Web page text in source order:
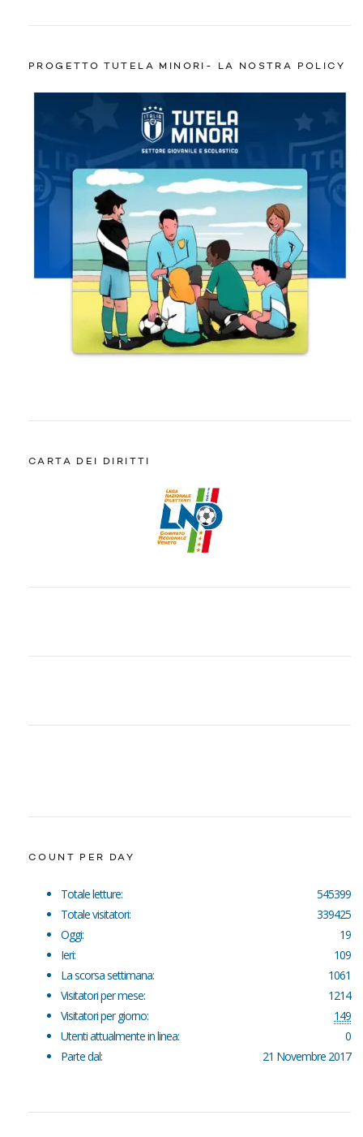
PROGETTO TUTELA MINORI- LA NOSTRA POLICY
CARTA DEI DIRITTI
COUNT PER DAY
545399
Totale letture:
339425
Totale visitatori:
19
Oggi:
109
Ieri:
1061
La scorsa settimana:
1214
Visitatori per mese:
149
Visitatori per giorno:
0
Utenti attualmente in linea:
21 Novembre 2017
Parte dal: